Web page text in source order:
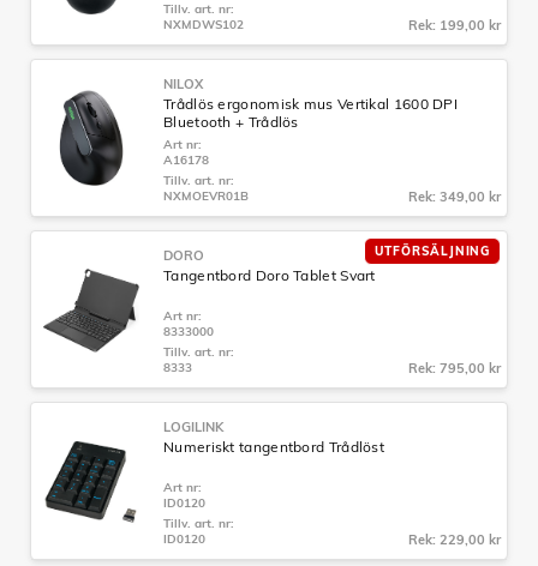
Tillv. art. nr:
NXMDWS102
Rek: 199,00 kr
NILOX
Trådlös ergonomisk mus Vertikal 1600 DPI
Bluetooth + Trådlös
Art nr:
A16178
Tillv. art. nr:
NXMOEVR01B
Rek: 349,00 kr
UTFÖRSÄLJNING
DORO
Tangentbord Doro Tablet Svart
Art nr:
8333000
Tillv. art. nr:
8333
Rek: 795,00 kr
LOGILINK
Numeriskt tangentbord Trådlöst
Art nr:
ID0120
Tillv. art. nr:
ID0120
Rek: 229,00 kr